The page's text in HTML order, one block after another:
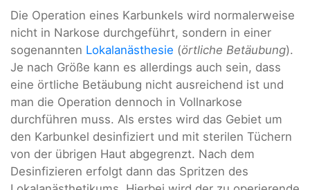
Die Operation eines Karbunkels wird normalerweise
nicht in Narkose durchgeführt, sondern in einer
sogenannten Lokalanästhesie (örtliche Betäubung).
Je nach Größe kann es allerdings auch sein, dass
eine örtliche Betäubung nicht ausreichend ist und
man die Operation dennoch in Vollnarkose
durchführen muss. Als erstes wird das Gebiet um
den Karbunkel desinfiziert und mit sterilen Tüchern
von der übrigen Haut abgegrenzt. Nach dem
Desinfizieren erfolgt dann das Spritzen des